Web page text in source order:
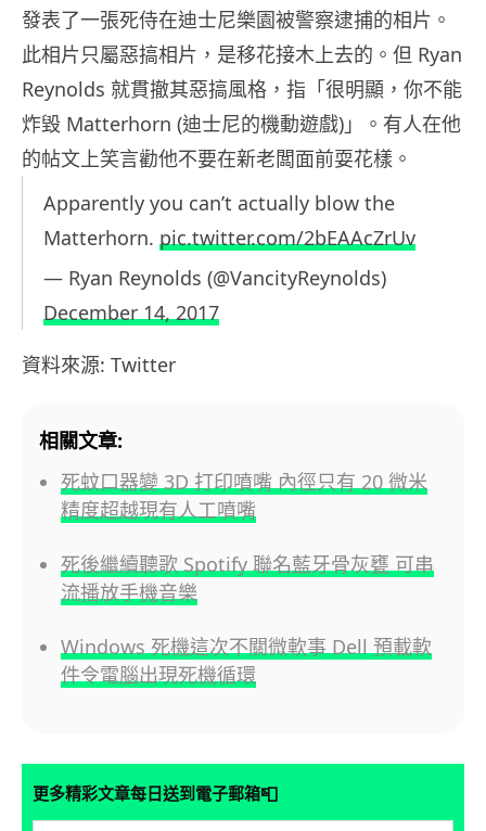
發表了一張死侍在迪士尼樂園被警察逮捕的相片。
此相片只屬惡搞相片，是移花接木上去的。但 Ryan
Reynolds 就貫撤其惡搞風格，指「很明顯，你不能
炸毀 Matterhorn (迪士尼的機動遊戲)」。有人在他
的帖文上笑言勸他不要在新老闆面前耍花樣。
Apparently you can’t actually blow the
Matterhorn. pic.twitter.com/2bEAAcZrUv
— Ryan Reynolds (@VancityReynolds)
December 14, 2017
資料來源: Twitter
相關文章:
死蚊口器變 3D 打印噴嘴 內徑只有 20 微米
精度超越現有人工噴嘴
死後繼續聽歌 Spotify 聯名藍牙骨灰甕 可串
流播放手機音樂
Windows 死機這次不關微軟事 Dell 預載軟
件令電腦出現死機循環
更多精彩文章每日送到電子郵箱📮